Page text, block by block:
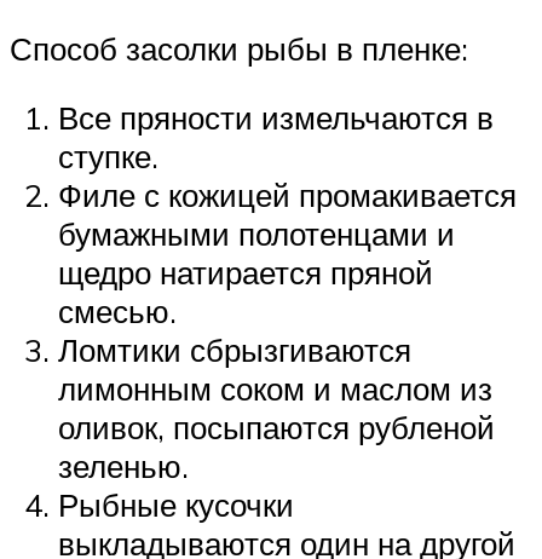
Способ засолки рыбы в пленке:
Все пряности измельчаются в
ступке.
Филе с кожицей промакивается
бумажными полотенцами и
щедро натирается пряной
смесью.
Ломтики сбрызгиваются
лимонным соком и маслом из
оливок, посыпаются рубленой
зеленью.
Рыбные кусочки
выкладываются один на другой